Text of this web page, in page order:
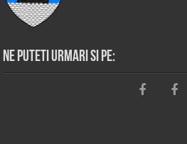
Ne puteti urmari si pe: